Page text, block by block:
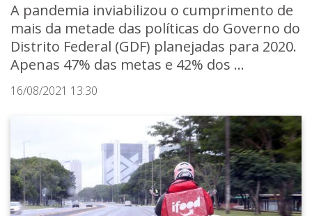
A pandemia inviabilizou o cumprimento de
mais da metade das políticas do Governo do
Distrito Federal (GDF) planejadas para 2020.
Apenas 47% das metas e 42% dos ...
16/08/2021 13:30